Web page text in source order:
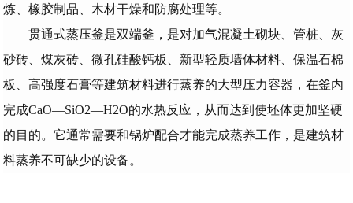
炼、橡胶制品、木材干燥和防腐处理等。
贯通式蒸压釜是双端釜，是对加气混凝土砌块、管桩、灰
砂砖、煤灰砖、微孔硅酸钙板、新型轻质墙体材料、保温石棉
板、高强度石膏等建筑材料进行蒸养的大型压力容器，在釜内
完成CaO—SiO2—H2O的水热反应，从而达到使坯体更加坚硬
的目的。它通常需要和锅炉配合才能完成蒸养工作，是建筑材
料蒸养不可缺少的设备。